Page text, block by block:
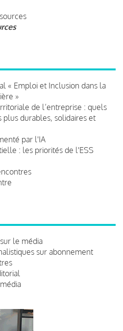
« Emploi et Inclusion dans la
»
de l’entreprise : quels
durables, solidaires et
par l'IA
: les priorités de l'ESS
le média
sur abonnement